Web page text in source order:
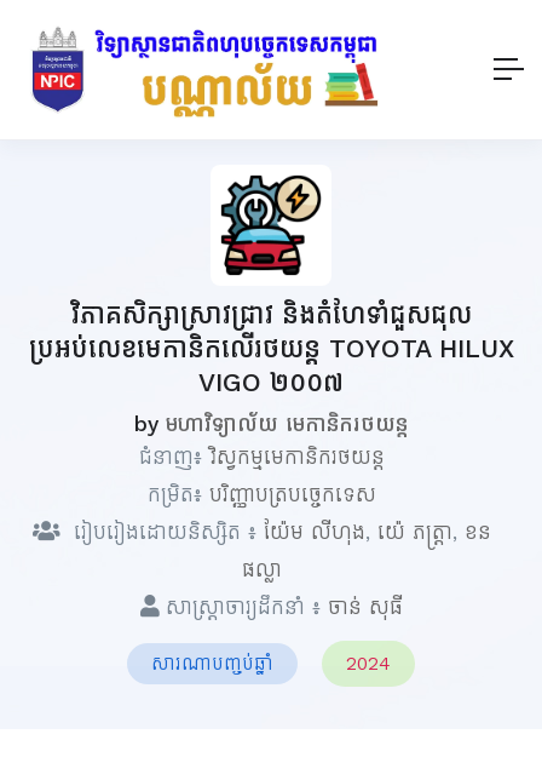
វិភាគសិក្សាស្រាវជ្រាវ និងតំហែទាំជួសជុល
ប្រអប់លេខមេកានិកលើរថយន្ត TOYOTA HILUX
VIGO ២០០៧
by មហាវិទ្យាល័យ មេកានិករថយន្ត
ជំនាញ៖វិស្វកម្មមេកានិករថយន្ត
កម្រិត៖ បរិញ្ញាបត្របច្ចេកទេស
រៀបរៀងដោយនិស្សិត ៖ យ៉ែម លីហុង, យ៉េ ភត្ត្រា, ខន
ផល្លា
សាស្ត្រាចារ្យដឹកនាំ ៖ ចាន់ សុធី
សារណាបញ្ចប់ឆ្នាំ 2024